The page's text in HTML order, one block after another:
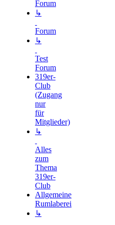
Forum
↳
Forum
↳
Test
Forum
319er-
Club
(Zugang
nur
für
Mitglieder)
↳
Alles
zum
Thema
319er-
Club
Allgemeine
Rumlaberei
↳